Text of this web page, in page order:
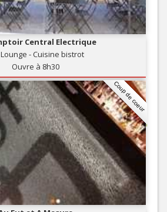
Central Electrique
- Cuisine bistrot
Ouvre à 8h30
Coup de coeur